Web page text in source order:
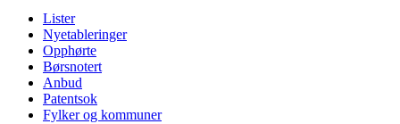
Lister
Nyetableringer
Opphørte
Børsnotert
Anbud
Patentsok
Fylker og kommuner